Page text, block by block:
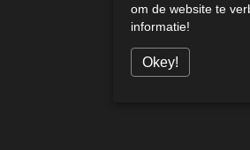
om de website te
informatie!
Okey!